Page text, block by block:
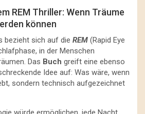
REM Thriller: Wenn Träume
können
bezieht sich auf die REM (Rapid Eye
in der Menschen
Das Buch greift eine ebenso
Idee auf: Was wäre, wenn
sondern technisch aufgezeichnet